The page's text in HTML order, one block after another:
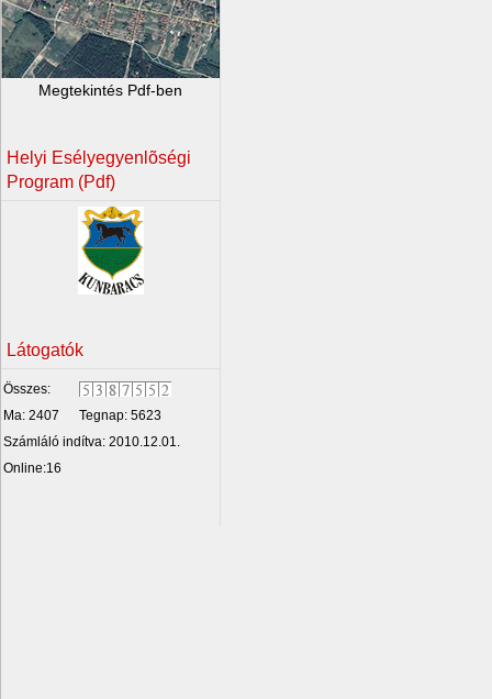
Megtekintés Pdf-ben
Helyi Esélyegyenlõségi
Program (Pdf)
Látogatók
Összes:
Ma: 2407
Tegnap: 5623
Számláló indítva: 2010.12.01.
Online:16